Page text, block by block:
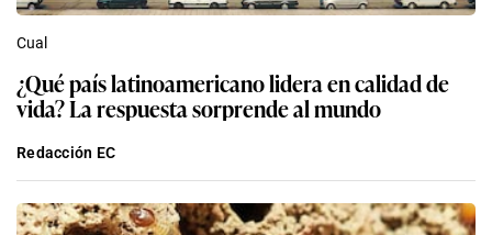
Cual
¿Qué país latinoamericano lidera en calidad de
vida? La respuesta sorprende al mundo
Redacción EC